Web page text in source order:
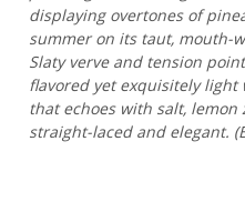
displaying overtones of
summer on its taut, mouth-
Slaty verve and tension
flavored yet exquisitely
that echoes with salt, lemon
straight-laced and elegant.